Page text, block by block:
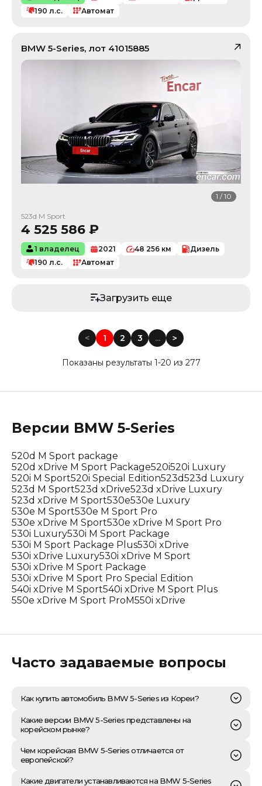
190 л.с. Автомат
BMW 5-Series, лот 41015885
1 /10
523d M Sport
4 525 586 ₽
1 владелец 2021 48 256 км
Дизель
190 л.с. Автомат
Загрузить еще
< 1 2 3 ... <
Показаны результаты 1-20 из 277
Версии BMW 5-Series
520d M Sport package
520d xDrive M Sport Package520i520i Luxury
520i M Sport520i Special Edition523d523d Luxury
523d M Sport523d xDrive523d xDrive Luxury
523d xDrive M Sport530e530e Luxury
530e M Sport530e M Sport Pro
530e xDrive M Sport530e xDrive M Sport Pro
530i Luxury530i M Sport Package
530i M Sport Package Plus530i xDrive
530i xDrive Luxury530i xDrive M Sport
530i xDrive M Sport Package
530i xDrive M Sport Pro Special Edition
540i xDrive M Sport540i xDrive M Sport Plus
550e xDrive M Sport Pro M550i xDrive
Часто задаваемые вопросы
Как купить автомобиль BMW 5-Series из Кореи?
Приобретение BMW 5-Series из Республики Корея –
это процесс, требующий профессионального
понимания рынка. На первом этапе необходимо
осуществить тщательный подбор автомобиля на
крупнейших корейских аукционах или дилерских
площадках, сфокусировавшись на моделях с
Какие версии BMW 5-Series представлены на
корейском рынке?
Корейский рынок является одним из ключевых и
наиболее динамичных для BMW 5-Series, что
актуальной линейки моделей, зачастую
Чем корейская BMW 5-Series отличается от
европейской?
Корейская версия BMW 5-Series, как и многие другие
Какие двигатели устанавливаются на BMW 5-Series